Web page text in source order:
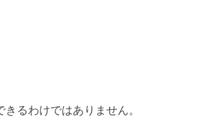
るわけではありません。